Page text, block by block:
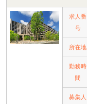
求人番
号
所在地
勤務時
間
募集人